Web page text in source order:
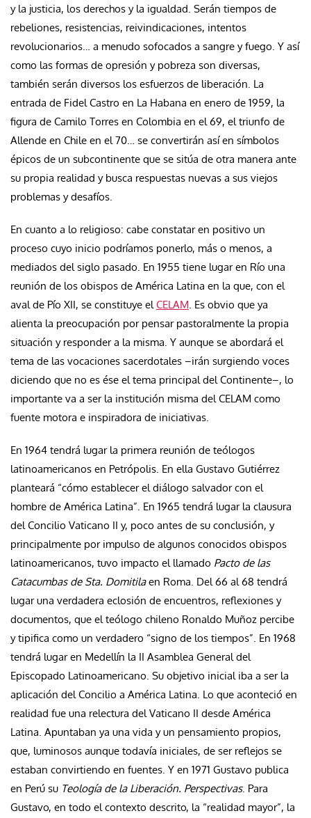
y la justicia, los derechos y la igualdad. Serán tiempos de
rebeliones, resistencias, reivindicaciones, intentos
revolucionarios… a menudo sofocados a sangre y fuego. Y así
como las formas de opresión y pobreza son diversas,
también serán diversos los esfuerzos de liberación. La
entrada de Fidel Castro en La Habana en enero de 1959, la
figura de Camilo Torres en Colombia en el 69, el triunfo de
Allende en Chile en el 70… se convertirán así en símbolos
épicos de un subcontinente que se sitúa de otra manera ante
su propia realidad y busca respuestas nuevas a sus viejos
problemas y desafíos.
En cuanto a lo religioso: cabe constatar en positivo un
proceso cuyo inicio podríamos ponerlo, más o menos, a
mediados del siglo pasado. En 1955 tiene lugar en Río una
reunión de los obispos de América Latina en la que, con el
aval de Pío XII, se constituye elCELAM. Es obvio que ya
alienta la preocupación por pensar pastoralmente la propia
situación y responder a la misma. Y aunque se abordará el
tema de las vocaciones sacerdotales –irán surgiendo voces
diciendo que no es ése el tema principal del Continente–, lo
importante va a ser la institución misma del CELAM como
fuente motora e inspiradora de iniciativas.
En 1964 tendrá lugar la primera reunión de teólogos
latinoamericanos en Petrópolis. En ella Gustavo Gutiérrez
planteará “cómo establecer el diálogo salvador con el
hombre de América Latina”. En 1965 tendrá lugar la clausura
del Concilio Vaticano II y, poco antes de su conclusión, y
principalmente por impulso de algunos conocidos obispos
latinoamericanos, tuvo impacto el llamado Pacto de las
Catacumbas de Sta. Domitilaen Roma. Del 66 al 68 tendrá
lugar una verdadera eclosión de encuentros, reflexiones y
documentos, que el teólogo chileno Ronaldo Muñoz percibe
y tipifica como un verdadero “signo de los tiempos”. En 1968
tendrá lugar en Medellín la II Asamblea General del
Episcopado Latinoamericano. Su objetivo inicial iba a ser la
aplicación del Concilio a América Latina. Lo que aconteció en
realidad fue una relectura del Vaticano II desde América
Latina. Apuntaban ya una vida y un pensamiento propios,
que, luminosos aunque todavía iniciales, de ser reflejos se
estaban convirtiendo en fuentes. Y en 1971 Gustavo publica
en Perú su Teología de la Liberación. Perspectivas. Para
Gustavo, en todo el contexto descrito, la “realidad mayor”, la